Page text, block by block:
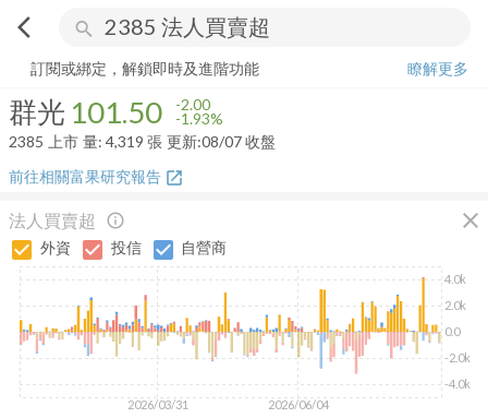
arrow_back_ios search
群光 101.50 -1.93%
訂閱或綁定，解鎖即時及進階功能
瞭解更多
群光 101.50 -2.00
-1.93%
2385
上市 量: 4,319 張 更新:08/07 收盤
前往相關富果研究報告 open_in_new
法人買賣超 close
info_outline
外資 投信 自營商
2026/03/31 2026/06/04
-4.0k
-2.0k
0.0
2.0k
4.0k